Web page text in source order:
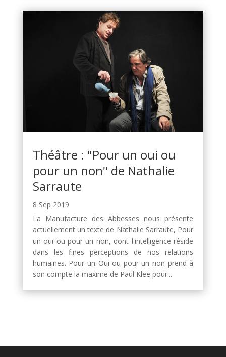
Théâtre : "Pour un oui ou
pour un non" de Nathalie
Sarraute
8 Sep 2019
La Manufacture des Abbesses nous présente
actuellement un texte de Nathalie Sarraute, Pour
un oui ou pour un non, dont l'intelligence réside
dans les fines perceptions de nos relations
humaines. Pour un Oui ou pour un non prend à
son compte la maxime de Paul Klee pour...